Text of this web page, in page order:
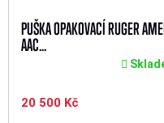
PUŠKA OPAKOVACÍ RUGER
AAC...
20 500 Kč